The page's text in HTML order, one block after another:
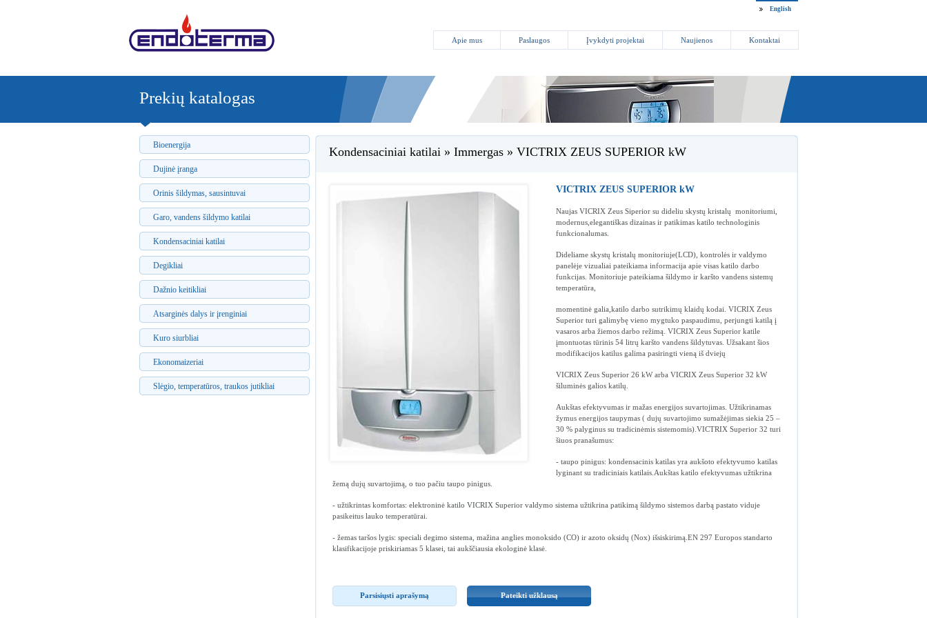
English
Apie mus Paslaugos Įvykdyti projektai Naujienos Kontaktai
Prekių katalogas
Bioenergija
Dujinė įranga
Orinis šildymas, sausintuvai
Garo, vandens šildymo katilai
Kondensaciniai katilai
Degikliai
Dažnio keitikliai
Atsarginės dalys ir įrenginiai
Kuro siurbliai
Ekonomaizeriai
Slėgio, temperatūros, traukos jutikliai
Kondensaciniai katilai » Immergas » VICTRIX ZEUS SUPERIOR kW
VICTRIX ZEUS SUPERIOR kW
Naujas VICRIX Zeus Siperior su dideliu skystų kristalų monitoriumi,
modernus,elegantiškas dizainas ir patikimas katilo technologinis
funkcionalumas.
Dideliame skystų kristalų monitoriuje(LCD), kontrolės ir valdymo
panelėje vizualiai pateikiama informacija apie visas katilo darbo
funkcijas. Monitoriuje pateikiama šildymo ir karšto vandens sistemų
temperatūra,
momentinė galia,katilo darbo sutrikimų klaidų kodai. VICRIX Zeus
Superior turi galimybę vieno mygtuko paspaudimu, perjungti katilą į
vasaros arba žiemos darbo režimą. VICRIX Zeus Superior katile
įmontuotas tūrinis 54 litrų karšto vandens šildytuvas. Užsakant šios
modifikacijos katilus galima pasiringti vieną iš dviejų
VICRIX Zeus Superior 26 kW arba VICRIX Zeus Superior 32 kW
šiluminės galios katilų.
Aukštas efektyvumas ir mažas energijos suvartojimas. Užtikrinamas
žymus energijos taupymas ( dujų suvartojimo sumažėjimas siekia 25 –
30 % palyginus su tradicinėmis sistemomis).VICTRIX Superior 32 turi
šiuos pranašumus:
- taupo pinigus: kondensacinis katilas yra aukšoto efektyvumo katilas
lyginant su tradiciniais katilais.Aukštas katilo efektyvumas užtikrina
žemą dujų suvartojimą, o tuo pačiu taupo pinigus.
- užtikrintas komfortas: elektroninė katilo VICRIX Superior valdymo sistema užtikrina patikimą šildymo sistemos darbą pastato viduje
pasikeitus lauko temperatūrai.
- žemas taršos lygis: speciali degimo sistema, mažina anglies monoksido (CO) ir azoto oksidų (Nox) išsiskirimą.EN 297 Europos standarto
klasifikacijoje priskiriamas 5 klasei, tai aukščiausia ekologinė klasė.
Parsisiųsti aprašymą Pateikti užklausą